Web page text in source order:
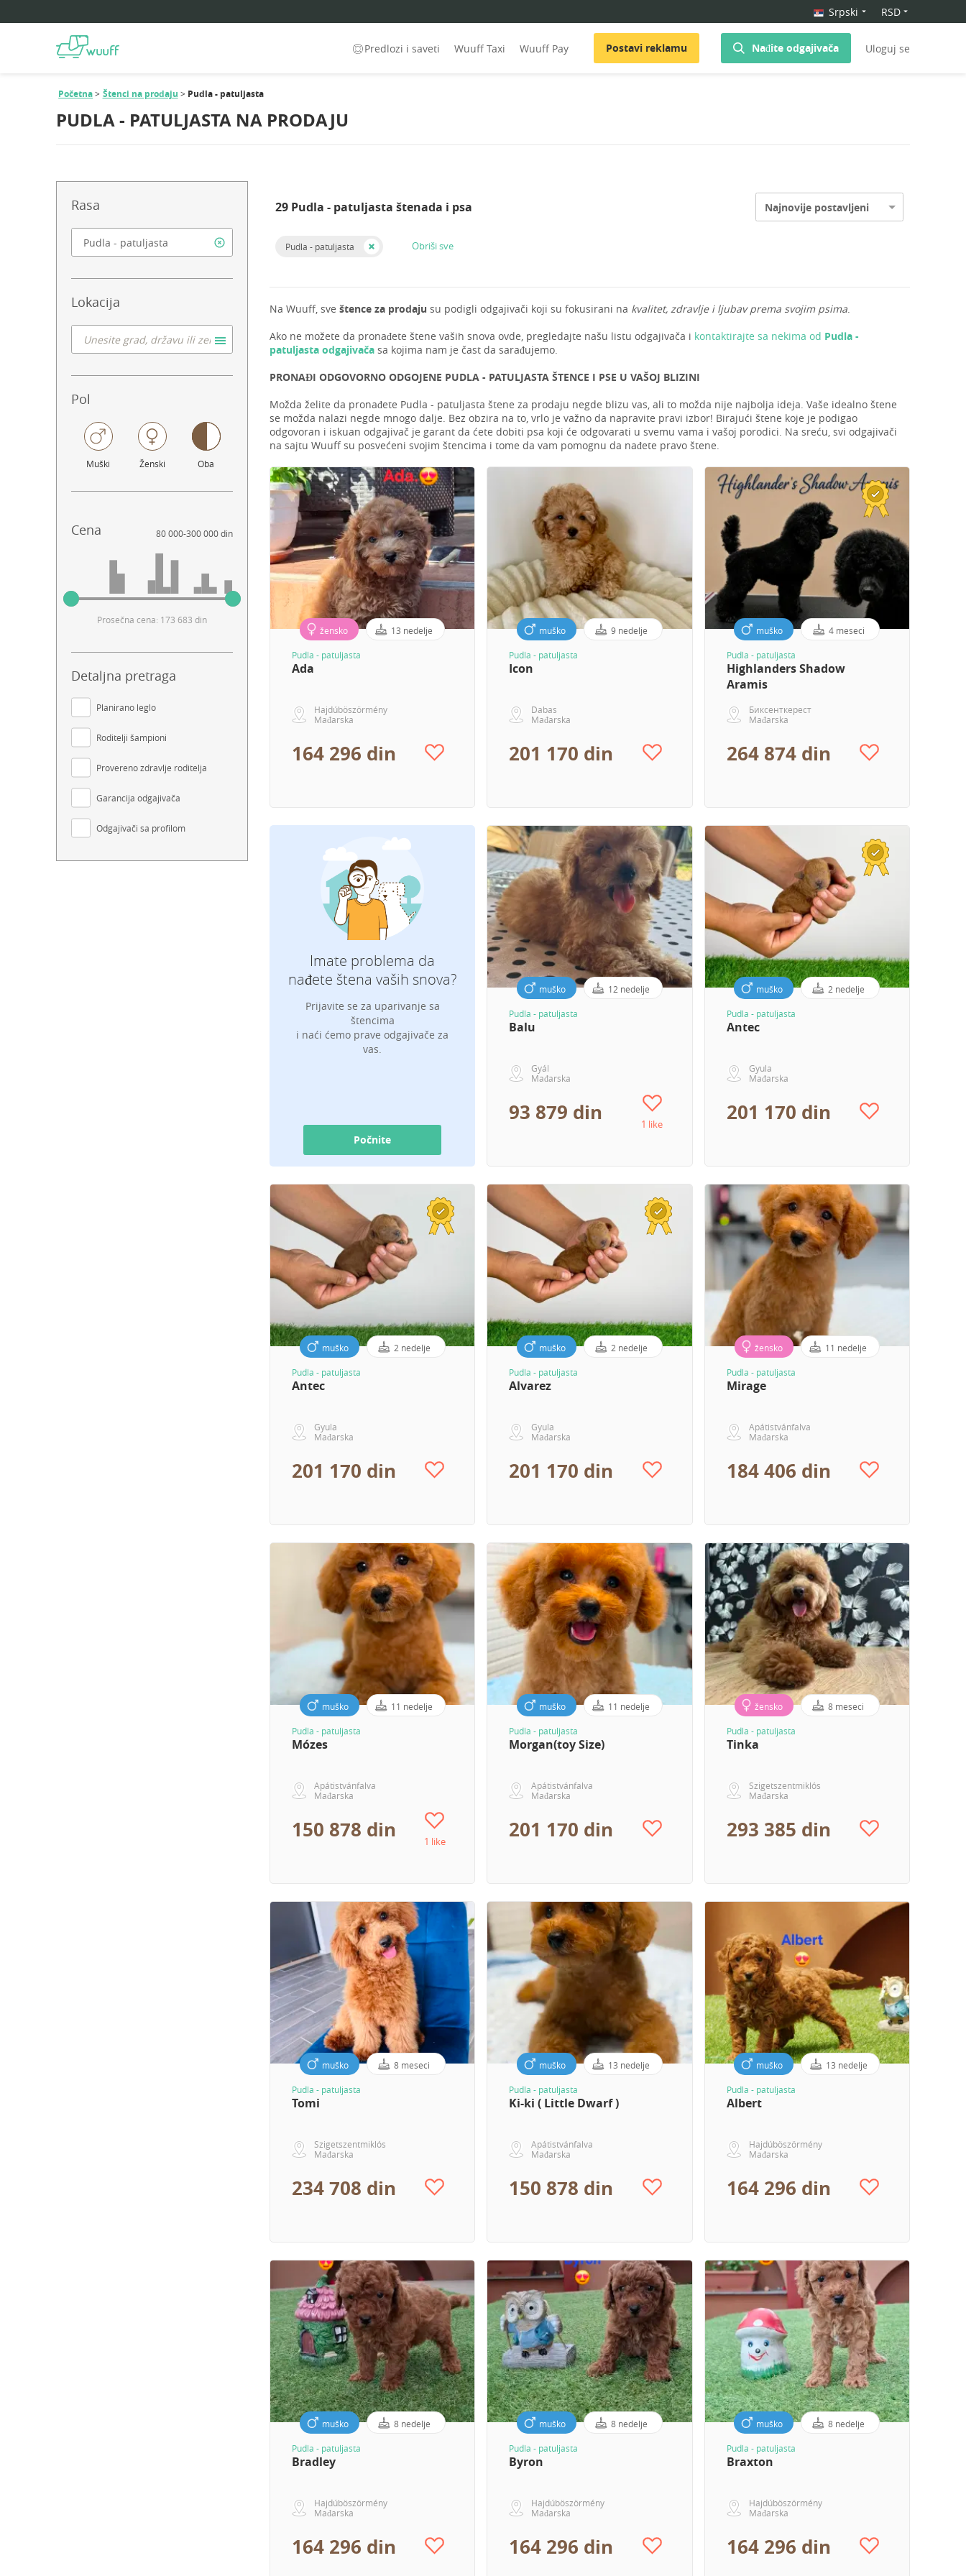
Srpski RSD
Predlozi i saveti Wuuff Taxi Wuuff Pay Postavi reklamu Nađite odgajivača Uloguj se
Početna Štenci na prodaju Pudla - patuljasta
PUDLA - PATULJASTA NA PRODAJU
Rasa
Lokacija
Pol
Muški Ženski Oba
Cena 80 000-300 000 din
Prosečna cena: 173 683 din
Detaljna pretraga
Planirano leglo
Roditelji šampioni
Provereno zdravlje roditelja
Garancija odgajivača
Odgajivači sa profilom
29 Pudla - patuljasta štenada i psa Najnovije postavljeni
Pudla - patuljasta Obriši sve
Na Wuuff, sve štence za prodaju su podigli odgajivači koji su fokusirani na kvalitet, zdravlje i ljubav prema svojim psima.
Ako ne možete da pronađete štene vaših snova ovde, pregledajte našu listu odgajivača i kontaktirajte sa nekima od Pudla -
patuljasta odgajivača sa kojima nam je čast da sarađujemo.
PRONAĐI ODGOVORNO ODGOJENE PUDLA - PATULJASTA ŠTENCE I PSE U VAŠOJ BLIZINI
Možda želite da pronađete Pudla - patuljasta štene za prodaju negde blizu vas, ali to možda nije najbolja ideja. Vaše idealno štene
se možda nalazi negde mnogo dalje. Bez obzira na to, vrlo je važno da napravite pravi izbor! Birajući štene koje je podigao
odgovoran i iskuan odgajivač je garant da ćete dobiti psa koji će odgovarati u svemu vama i vašoj porodici. Na sreću, svi odgajivači
na sajtu Wuuff su posvećeni svojim štencima i tome da vam pomognu da nađete pravo štene.
žensko 13 nedelje
Pudla - patuljasta
Ada
Hajdúböszörmény
Mađarska
164 296 din
muško 9 nedelje
Pudla - patuljasta
Icon
Dabas
Mađarska
201 170 din
muško 4 meseci
Pudla - patuljasta
Highlanders Shadow
Aramis
Биксенткерест
Mađarska
264 874 din
Imate problema da
nađete štena vaših snova?
Prijavite se za uparivanje sa
štencima
i naći ćemo prave odgajivače za
vas.
Koju rasu tražite?
Vaš mejl za obaveštenja o štencima
Počnite
muško 12 nedelje
Pudla - patuljasta
Balu
Gyál
Mađarska
93 879 din 1 like
muško 2 nedelje
Pudla - patuljasta
Antec
Gyula
Mađarska
201 170 din
muško 2 nedelje
Pudla - patuljasta
Antec
Gyula
Mađarska
201 170 din
muško 2 nedelje
Pudla - patuljasta
Alvarez
Gyula
Mađarska
201 170 din
žensko 11 nedelje
Pudla - patuljasta
Mirage
Apátistvánfalva
Mađarska
184 406 din
muško 11 nedelje
Pudla - patuljasta
Mózes
Apátistvánfalva
Mađarska
150 878 din 1 like
muško 11 nedelje
Pudla - patuljasta
Morgan(toy Size)
Apátistvánfalva
Mađarska
201 170 din
žensko 8 meseci
Pudla - patuljasta
Tinka
Szigetszentmiklós
Mađarska
293 385 din
muško 8 meseci
Pudla - patuljasta
Tomi
Szigetszentmiklós
Mađarska
234 708 din
muško 13 nedelje
Pudla - patuljasta
Ki-ki ( Little Dwarf )
Apátistvánfalva
Mađarska
150 878 din
muško 13 nedelje
Pudla - patuljasta
Albert
Hajdúböszörmény
Mađarska
164 296 din
muško 8 nedelje
Pudla - patuljasta
Bradley
Hajdúböszörmény
Mađarska
164 296 din
muško 8 nedelje
Pudla - patuljasta
Byron
Hajdúböszörmény
Mađarska
164 296 din
muško 8 nedelje
Pudla - patuljasta
Braxton
Hajdúböszörmény
Mađarska
164 296 din